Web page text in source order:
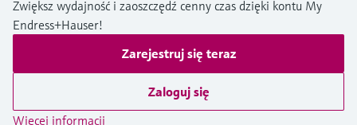
Zwiększ wydajność i zaoszczędź cenny czas dzięki kontu My
Endress+Hauser!
Zarejestruj się teraz
Zaloguj się
Więcej informacji